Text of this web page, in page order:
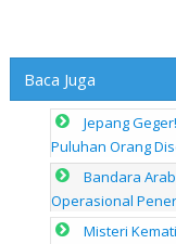
Baca Juga
Jepang
Puluhan Orang
Bandara
Operasional
Misteri